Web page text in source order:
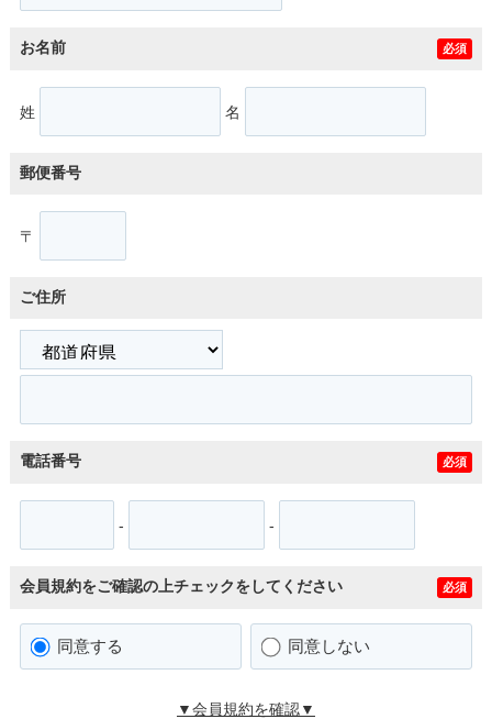
お名前 必須
姓 名
郵便番号
〒
ご住所
電話番号 必須
- -
会員規約をご確認の上チェックをしてください 必須
同意する 同意しない
▼会員規約を確認▼